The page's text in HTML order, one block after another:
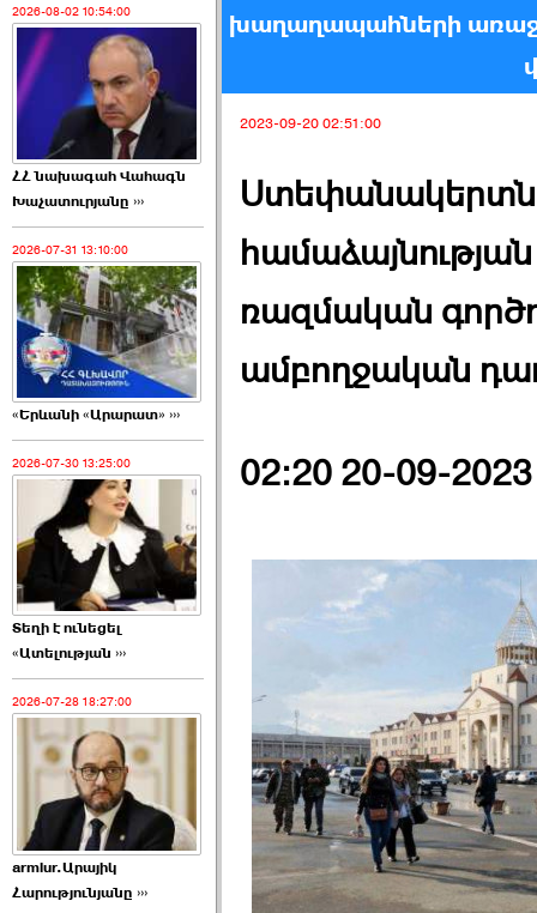
2026-08-02 10:54:00
ՀՀ նախագահ Վահագն
Խաչատուրյանը ›››
2026-07-31 13:10:00
«Երևանի «Արարատ» ›››
2026-07-30 13:25:00
Տեղի է ունեցել
«Ատելության ›››
2026-07-28 18:27:00
armlur.Արայիկ
Հարությունյանը ›››
խաղաղապահների
2023-09-20 02:51:00
Ստեփանակերտն
ռազմական
ամբողջական
02:20 20-09-2023